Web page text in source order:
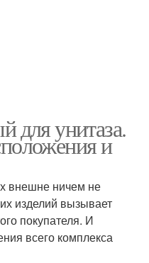
для унитаза.
и
внешне ничем не
изделий вызывает
покупателя. И
всего комплекса